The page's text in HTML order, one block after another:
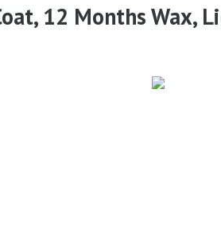
12 Months Wax,